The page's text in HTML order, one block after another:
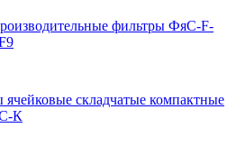
фильтры ФяС-F-
складчатые компактные
К